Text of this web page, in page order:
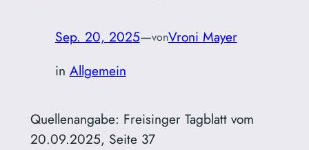
Sep. 20, 2025—vonVroni Mayer
in Allgemein
Quellenangabe: Freisinger Tagblatt vom
20.09.2025, Seite 37